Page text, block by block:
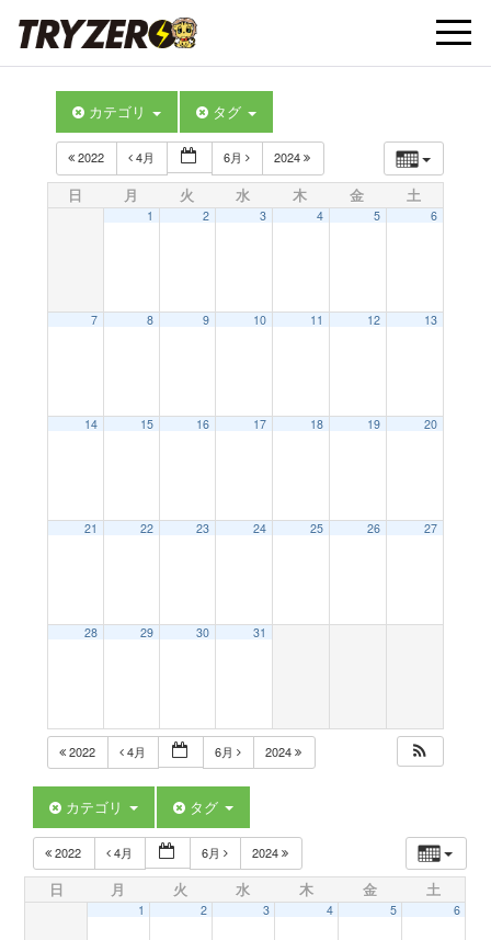
t
t
i
カテゴリ タグ
2022 4月 6月 2024
日 月 火 水 木 金 土
1 2 3 4 5 6
7 8 9 10 11 12 13
14 15 16 17 18 19 20
21 22 23 24 25 26 27
28 29 30 31
2022 4月 6月 2024
カテゴリ タグ
2022 4月 6月 2024
日 月 火 水 木 金 土
1 2 3 4 5 6